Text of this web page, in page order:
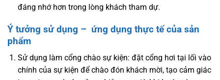
đáng nhớ hơn trong lòng khách tham dự.
Ý tưởng sử dụng – ứng dụng thực tế của sản
phẩm
Sử dụng làm cổng chào sự kiện: đặt cổng hơi tại lối vào
chính của sự kiện để chào đón khách mời, tạo cảm giác